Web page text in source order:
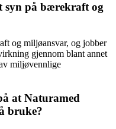
syn på bærekraft og
og miljøansvar, og jobber
gjennom blant annet
miljøvennlige
at Naturamed
bruke?